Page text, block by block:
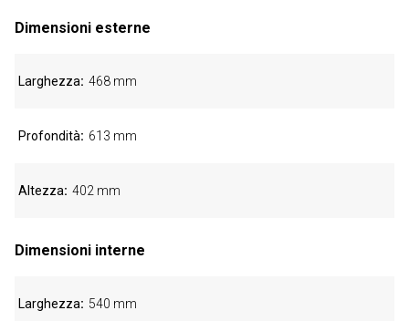
Dimensioni esterne
Larghezza 468 mm
Profondità 613 mm
Altezza 402 mm
Dimensioni interne
Larghezza 540 mm